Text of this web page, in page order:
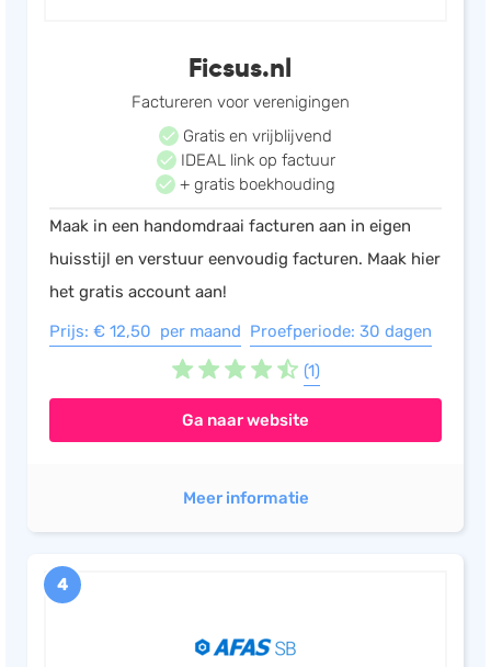
Ficsus.nl
Factureren voor verenigingen
Gratis en vrijblijvend
IDEAL link op factuur
+ gratis boekhouding
Maak in een handomdraai facturen aan in eigen
huisstijl en verstuur eenvoudig facturen. Maak hier
het gratis account aan!
Prijs: € 12,50 per maand Proefperiode: 30 dagen
(1)
Ga naar website
Meer informatie
4